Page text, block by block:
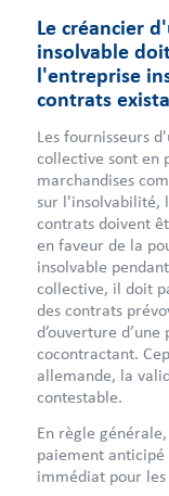
Le créancier
insolvable
l'entreprise
contrats
Les fournisseurs
collective sont en
marchandises
sur l'insolvabilité,
contrats doivent
en faveur de la
insolvable
collective, il doit
des contrats
d’ouverture
cocontractant.
allemande, la
contestable.
En règle
paiement
immédiat pour